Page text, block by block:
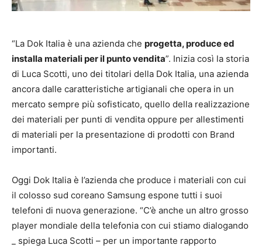
“La Dok Italia è una azienda che progetta, produce ed
installa materiali per il punto vendita”. Inizia così la storia
di Luca Scotti, uno dei titolari della Dok Italia, una azienda
ancora dalle caratteristiche artigianali che opera in un
mercato sempre più sofisticato, quello della realizzazione
dei materiali per punti di vendita oppure per allestimenti
di materiali per la presentazione di prodotti con Brand
importanti.
Oggi Dok Italia è l’azienda che produce i materiali con cui
il colosso sud coreano Samsung espone tutti i suoi
telefoni di nuova generazione. “C’è anche un altro grosso
player mondiale della telefonia con cui stiamo dialogando
_ spiega Luca Scotti – per un importante rapporto